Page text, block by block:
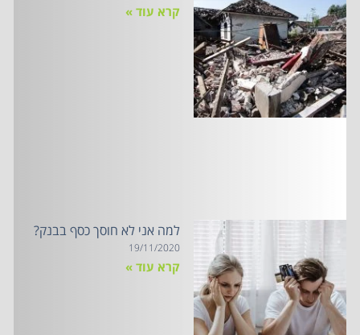
קרא עוד »
למה אני לא חוסך כסף בבנק?
19/11/2020
קרא עוד »